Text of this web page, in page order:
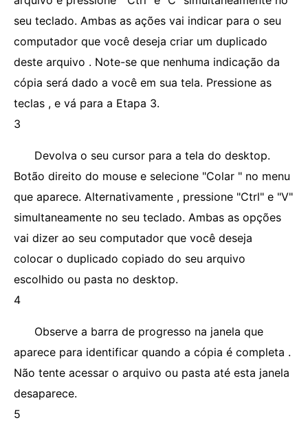
seu teclado. Ambas as ações vai indicar para o seu
computador que você deseja criar um duplicado
deste arquivo . Note-se que nenhuma indicação da
cópia será dado a você em sua tela. Pressione as
teclas , e vá para a Etapa 3.
3
Devolva o seu cursor para a tela do desktop.
Botão direito do mouse e selecione "Colar " no menu
que aparece. Alternativamente , pressione "Ctrl" e "V"
simultaneamente no seu teclado. Ambas as opções
vai dizer ao seu computador que você deseja
colocar o duplicado copiado do seu arquivo
escolhido ou pasta no desktop.
4
Observe a barra de progresso na janela que
aparece para identificar quando a cópia é completa .
Não tente acessar o arquivo ou pasta até esta janela
desaparece.
5